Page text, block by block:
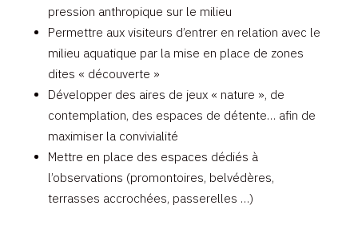
pression anthropique sur le milieu
Permettre aux visiteurs d’entrer en relation avec le
milieu aquatique par la mise en place de zones
dites « découverte »
Développer des aires de jeux « nature », de
contemplation, des espaces de détente… afin de
maximiser la convivialité
Mettre en place des espaces dédiés à
l’observations (promontoires, belvédères,
terrasses accrochées, passerelles …)